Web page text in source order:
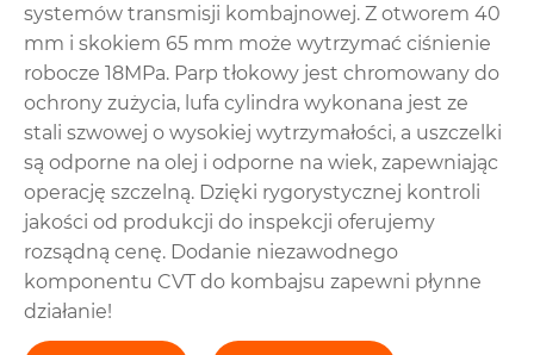
systemów transmisji kombajnowej. Z otworem 40
mm i skokiem 65 mm może wytrzymać ciśnienie
robocze 18MPa. Parp tłokowy jest chromowany do
ochrony zużycia, lufa cylindra wykonana jest ze
stali szwowej o wysokiej wytrzymałości, a uszczelki
są odporne na olej i odporne na wiek, zapewniając
operację szczelną. Dzięki rygorystycznej kontroli
jakości od produkcji do inspekcji oferujemy
rozsądną cenę. Dodanie niezawodnego
komponentu CVT do kombajsu zapewni płynne
działanie!